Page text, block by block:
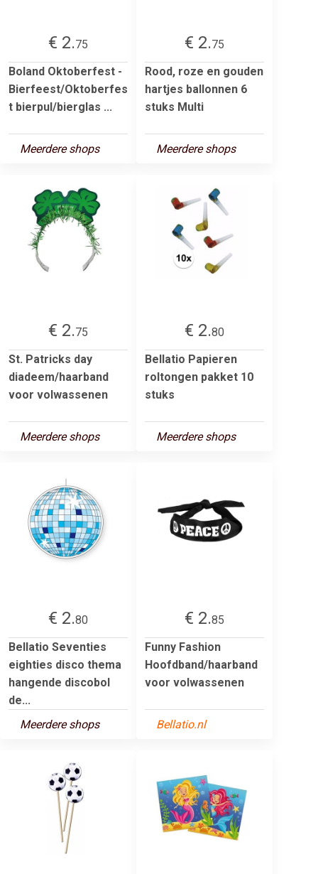
€ 2.75
Boland Oktoberfest -
Bierfeest/Oktoberfes
t bierpul/bierglas ...
Meerdere shops
€ 2.75
Rood, roze en gouden
hartjes ballonnen 6
stuks Multi
Meerdere shops
€ 2.75
St. Patricks day
diadeem/haarband
voor volwassenen
Meerdere shops
€ 2.80
Bellatio Papieren
roltongen pakket 10
stuks
Meerdere shops
€ 2.80
Bellatio Seventies
eighties disco thema
hangende discobol
de...
Meerdere shops
€ 2.85
Funny Fashion
Hoofdband/haarband
voor volwassenen
Bellatio.nl